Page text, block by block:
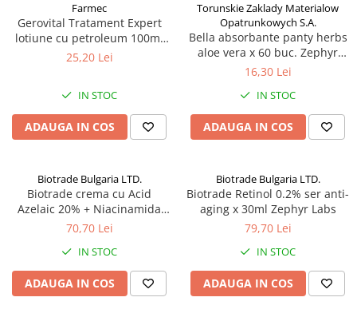
Produse tehnico-medicale
Aparatura medicala
Altele-Produse tehnico-medicale
Sanatatea cuplului
Tonice sexuale
Teste de sarcina si ovulatie
Altele-Sanatatea cuplului
Suplimente alimentare
Vitamine si minerale
Afectiuni
Farmec
Gerovital Tratament Expert
lotiune cu petroleum 100ml
Zephyr Labs
25,20 Lei
IN STOC
ADAUGA IN COS
Torunskie Zaklady Materialow
Opatrunkowych S.A.
Bella absorbante panty herbs
aloe vera x 60 buc. Zephyr
Labs
16,30 Lei
IN STOC
ADAUGA IN COS
Biotrade Bulgaria LTD.
Biotrade crema cu Acid
Azelaic 20% + Niacinamida
6%, 30 ml Zephyr Labs
70,70 Lei
IN STOC
ADAUGA IN COS
Biotrade Bulgaria LTD.
Biotrade Retinol 0.2% ser anti-
aging x 30ml Zephyr Labs
79,70 Lei
IN STOC
ADAUGA IN COS